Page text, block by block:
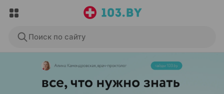
Поиск по сайту